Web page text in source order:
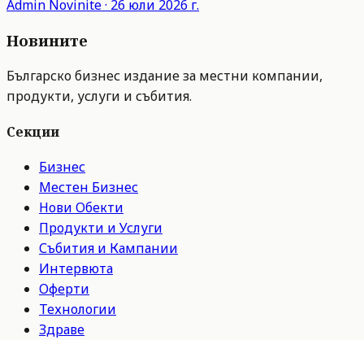
Admin Novinite· 26 юли 2026 г.
Новините
Българско бизнес издание за местни компании,
продукти, услуги и събития.
Секции
Бизнес
Местен Бизнес
Нови Обекти
Продукти и Услуги
Събития и Кампании
Интервюта
Оферти
Технологии
Здраве